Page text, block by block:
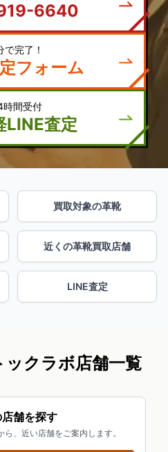
6640
で完了！
フォーム
時間受付
LINE査定
買取対象の革靴
近くの革靴買取店舗
LINE査定
ックラボ店舗一覧
舗を探す
、近い店舗をご案内します。